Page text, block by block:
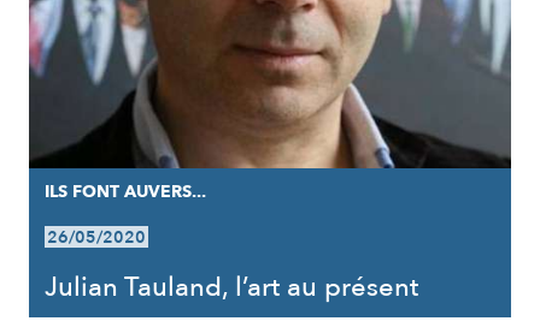
ILS FONT AUVERS...
26/05/2020
Julian Tauland, l’art au présent